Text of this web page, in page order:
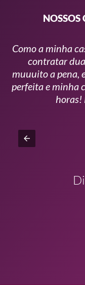
NOSSOS
Como a minha
contratar
muuuito a pena,
perfeita e minha
horas!